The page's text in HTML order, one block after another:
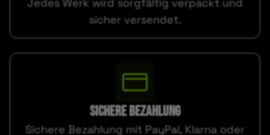
sicher versendet.
SICHERE BEZAHLUNG
Sichere Bezahlung mit PayPal, Klarna oder